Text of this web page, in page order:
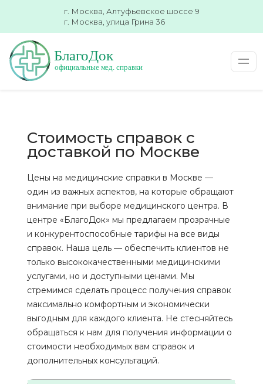
г. Москва, Алтуфьевское шоссе 9
г. Москва, улица Грина 36
Стоимость справок с
доставкой по Москве
Цены на медицинские справки в Москве —
один из важных аспектов, на которые обращают
внимание при выборе медицинского центра. В
центре «БлагоДок» мы предлагаем прозрачные
и конкурентоспособные тарифы на все виды
справок. Наша цель — обеспечить клиентов не
только высококачественными медицинскими
услугами, но и доступными ценами. Мы
стремимся сделать процесс получения справок
максимально комфортным и экономически
выгодным для каждого клиента. Не стесняйтесь
обращаться к нам для получения информации о
стоимости необходимых вам справок и
дополнительных консультаций.